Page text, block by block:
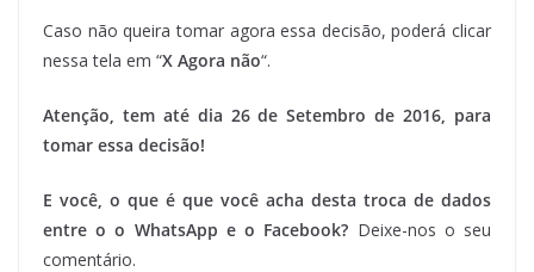
Caso não queira tomar agora essa decisão, poderá clicar
nessa tela em “X Agora não“.
Atenção, tem até dia 26 de Setembro de 2016, para
tomar essa decisão!
E você, o que é que você acha desta troca de dados
entre o o WhatsApp e o Facebook? Deixe-nos o seu
comentário.